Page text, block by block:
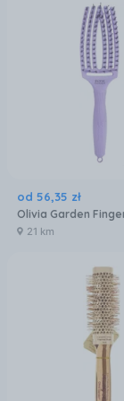
od 56,35 zł
21 km